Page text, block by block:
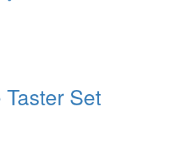
Set